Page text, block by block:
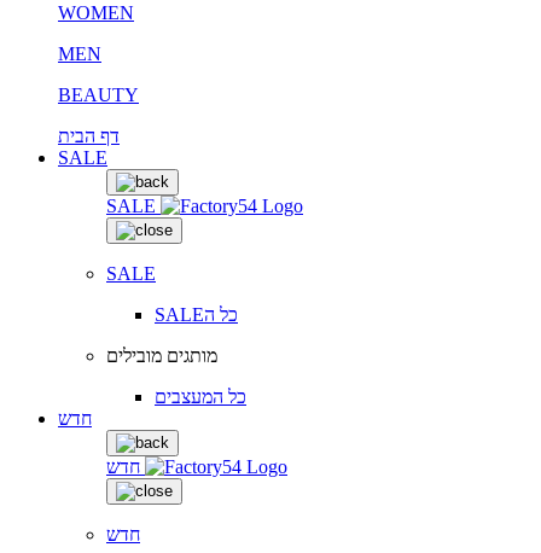
WOMEN
MEN
BEAUTY
דף הבית
SALE
SALE
SALE
SALEכל ה
מותגים מובילים
כל המעצבים
חדש
חדש
חדש